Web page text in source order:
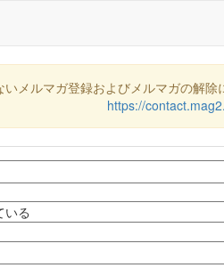
メルマガ登録およびメルマガの解除
https://